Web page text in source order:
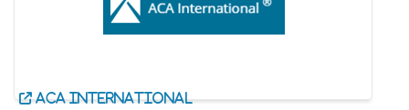
ACA International